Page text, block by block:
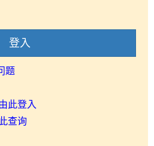
登入
题
此登入
查询